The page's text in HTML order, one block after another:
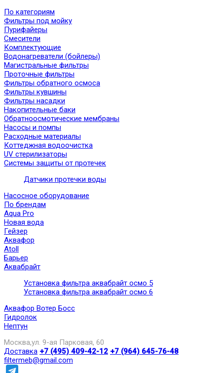
По категориям
Фильтры под мойку
Пурифайеры
Смесители
Комплектующие
Водонагреватели (бойлеры)
Магистральные фильтры
Проточные фильтры
Фильтры обратного осмоса
Фильтры кувшины
Фильтры насадки
Накопительные баки
Обратноосмотические мембраны
Насосы и помпы
Расходные материалы
Коттеджная водоочистка
UV стерилизаторы
Системы защиты от протечек
Датчики протечки воды
Насосное оборудование
По брендам
Aqua Pro
Новая вода
Гейзер
Аквафор
Atoll
Барьер
Аквабрайт
Установка фильтра аквабрайт осмо 5
Установка фильтра аквабрайт осмо 6
Аквафор Вотер Босс
Гидролок
Нептун
Москва,ул. 9-ая Парковая, 60
Доставка +7 (495) 409-42-12 +7 (964) 645-76-48
filtermeb@gmail.com